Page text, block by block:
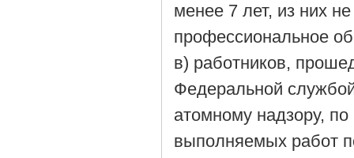
менее 7 лет, из них
профессиональное
в) работников,
Федеральной
атомному надзору,
выполняемых работ